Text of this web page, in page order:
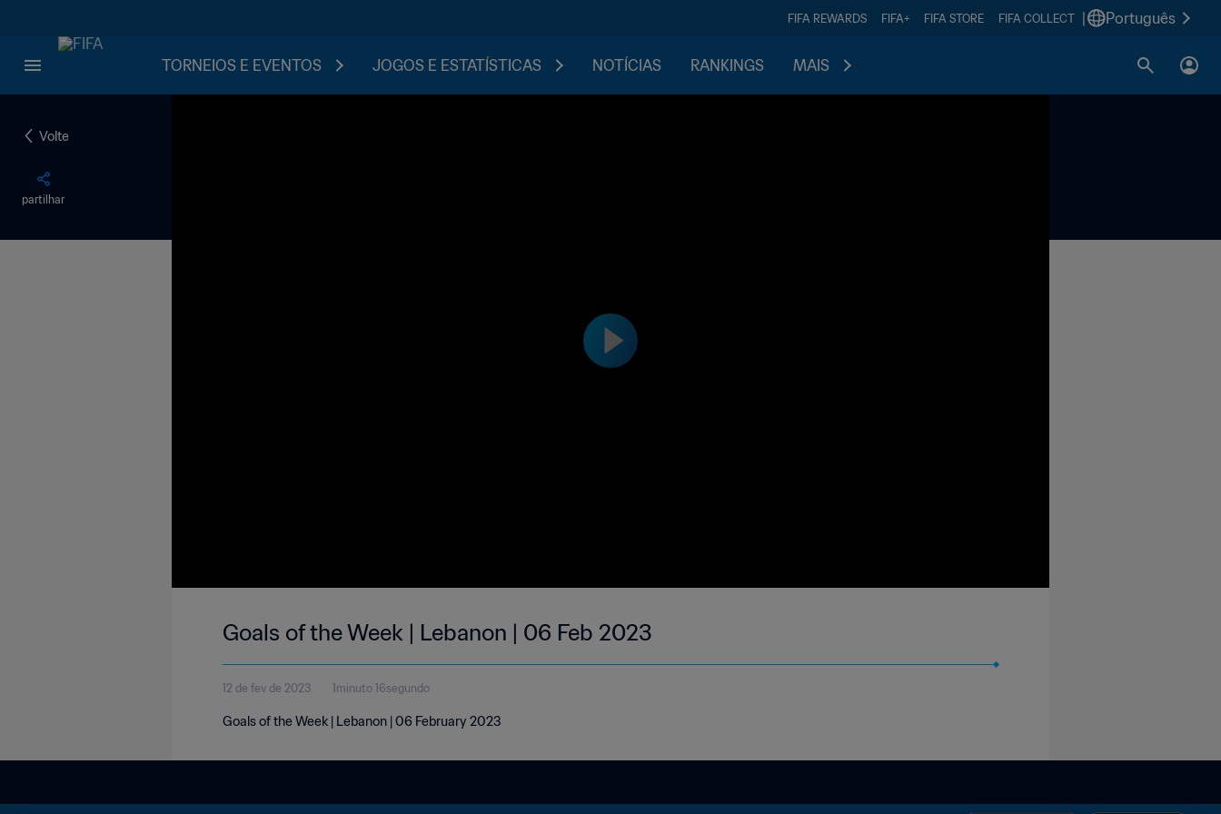
FIFA REWARDS FIFA+ FIFA STORE FIFA COLLECT Português
TORNEIOS E EVENTOS JOGOS E ESTATÍSTICAS NOTÍCIAS RANKINGS MAIS
Volte
partilhar
Goals of the Week | Lebanon | 06 Feb 2023
12 de fev de 2023 1minuto 16segundo
Goals of the Week | Lebanon | 06 February 2023